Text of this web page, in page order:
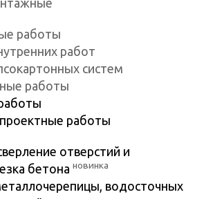
работы
работ
систем
работы
работы
отверстий и
бетона новинка
водосточных